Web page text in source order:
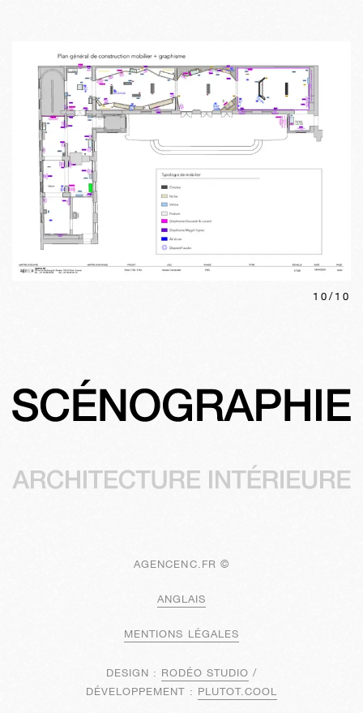
10/ 10
AGENCENC.FR ©
ANGLAIS
MENTIONS LÉGALES
DESIGN : RODÉO STUDIO /
DÉVELOPPEMENT : PLUTOT.COOL